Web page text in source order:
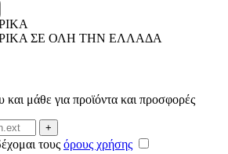
ΣΕ ΟΛΗ ΤΗΝ ΕΛΛΑΔΑ
μάθε για προϊόντα και προσφορές
+
τους όρους χρήσης